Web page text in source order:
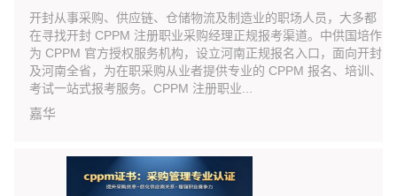
开封从事采购、供应链、仓储物流及制造业的职场人员，大多都
在寻找开封 CPPM 注册职业采购经理正规报考渠道。中供国培作
为 CPPM 官方授权服务机构，设立河南正规报名入口，面向开封
及河南全省，为在职采购从业者提供专业的 CPPM 报名、培训、
考试一站式报考服务。CPPM 注册职业...
嘉华